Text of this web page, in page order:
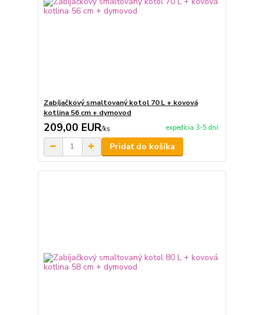
Zabíjačkový smaltovaný kotol 70 L + kovová
kotlina 56 cm + dymovod
209,00 EUR/ks expedícia 3-5 dní
Pridať do košíka